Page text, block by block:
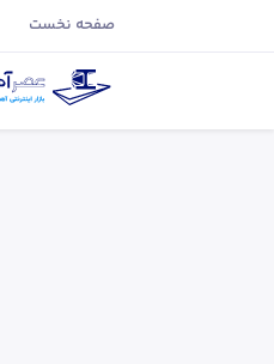
صفحه نخست